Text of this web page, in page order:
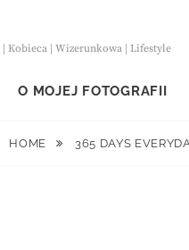
Kobieca | Wizerunkowa | Lifestyle
O MOJEJ FOTOGRAFII
HOME 365 DAYS